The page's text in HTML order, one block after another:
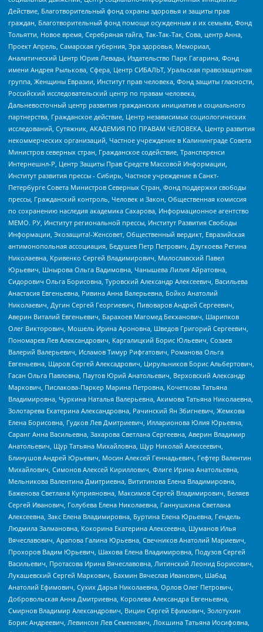
Действие, Благотворительный фонд охраны здоровья и защиты прав
граждан, Благотворительный фонд помощи осужденным и их семьям, Фонд
Тольятти, Новое время, Серебряная тайга, Так-Так-Так, Сова, центр Анна,
Проект Апрель, Самарская губерния, Эра здоровья, Мемориал,
Аналитический Центр Юрия Левады, Издательство Парк Гагарина, Фонд
имени Андрея Рылькова, Сфера, Центр СИБАЛЬТ, Уральская правозащитная
группа, Женщины Евразии, Институт прав человека, Фонд защиты гласности,
Российский исследовательский центр по правам человека,
Дальневосточный центр развития гражданских инициатив и социального
партнерства, Гражданское действие, Центр независимых социологических
исследований, Сутяжник, АКАДЕМИЯ ПО ПРАВАМ ЧЕЛОВЕКА, Центр развития
некоммерческих организаций, Частное учреждение в Калининграде Совета
Министров северных стран, Гражданское содействие, Трансперенси
Интернешнл-Р, Центр Защиты Прав Средств Массовой Информации,
Институт развития прессы - Сибирь, Частное учреждение в Санкт-
Петербурге Совета Министров Северных Стран, Фонд поддержки свободы
прессы, Гражданский контроль, Человек и Закон, Общественная комиссия
по сохранению наследия академика Сахарова, Информационное агентство
МЕМО. РУ, Институт региональной прессы, Институт Развития Свободы
Информации, Экозащита!-Женсовет, Общественный вердикт, Евразийская
антимонопольная ассоциация, Бедушев Петр Петрович, Дзугкоева Регина
Николаевна, Кривенко Сергей Владимирович, Милославский Павел
Юрьевич, Шнырова Ольга Вадимовна, Чанышева Лилия Айратовна,
Сидорович Ольга Борисовна, Туровский Александр Алексеевич, Васильева
Анастасия Евгеньевна, Ривина Анна Валерьевна, Бойко Анатолий
Николаевич, Дугин Сергей Георгиевич, Пивоваров Андрей Сергеевич,
Аверин Виталий Евгеньевич, Барахоев Магомед Бекханович, Шарипков
Олег Викторович, Мошель Ирина Ароновна, Шведов Григорий Сергеевич,
Пономарев Лев Александрович, Каргалицкий Борис Юльевич, Созаев
Валерий Валерьевич, Исламов Тимур Рифгатович, Романова Ольга
Евгеньевна, Щаров Сергей Алексадрович, Цирульников Борис Альбертович,
Гасан Ольга Павловна, Паутов Юрий Анатольевич, Верховский Александр
Маркович, Пислакова-Паркер Марина Петровна, Кочеткова Татьяна
Владимировна, Чуркина Наталья Валерьевна, Акимова Татьяна Николаевна,
Золотарева Екатерина Александровна, Рачинский Ян Збигневич, Жемкова
Елена Борисовна, Гудков Лев Дмитриевич, Илларионова Юлия Юрьевна,
Саранг Анна Васильевна, Захарова Светлана Сергеевна, Аверин Владимир
Анатольевич, Щур Татьяна Михайловна, Щур Николай Алексеевич,
Блинушов Андрей Юрьевич, Мосин Алексей Геннадьевич, Гефтер Валентин
Михайлович, Симонов Алексей Кириллович, Флиге Ирина Анатольевна,
Мельникова Валентина Дмитриевна, Вититинова Елена Владимировна,
Баженова Светлана Куприяновна, Максимов Сергей Владимирович, Беляев
Сергей Иванович, Голубева Елена Николаевна, Ганнушкина Светлана
Алексеевна, Закс Елена Владимировна, Буртина Елена Юрьевна, Гендель
Людмила Залмановна, Кокорина Екатерина Алексеевна, Шуманов Илья
Вячеславович, Арапова Галина Юрьевна, Свечников Анатолий Мариевич,
Прохоров Вадим Юрьевич, Шахова Елена Владимировна, Подузов Сергей
Васильевич, Протасова Ирина Вячеславовна, Литинский Леонид Борисович,
Лукашевский Сергей Маркович, Бахмин Вячеслав Иванович, Шабад
Анатолий Ефимович, Сухих Дарья Николаевна, Орлов Олег Петрович,
Добровольская Анна Дмитриевна, Королева Александра Евгеньевна,
Смирнов Владимир Александрович, Вицин Сергей Ефимович, Золотухин
Борис Андреевич, Левинсон Лев Семенович, Локшина Татьяна Иосифовна,